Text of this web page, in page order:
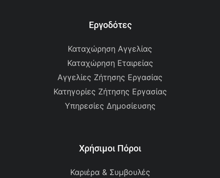
Εργοδότες
Καταχώρηση Αγγελίας
Καταχώρηση Εταιρείας
Αγγελίες Ζήτησης Εργασίας
Κατηγορίες Ζήτησης Εργασίας
Υπηρεσίες Δημοσίευσης
Χρήσιμοι Πόροι
Καριέρα & Συμβουλές